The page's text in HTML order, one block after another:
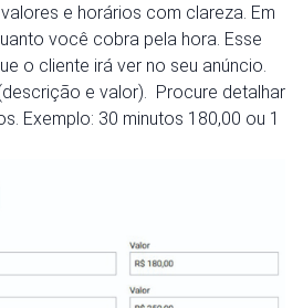
e horários com clareza. Em
você cobra pela hora. Esse
o cliente irá ver no seu anúncio.
e valor). Procure detalhar
Exemplo: 30 minutos 180,00 ou 1